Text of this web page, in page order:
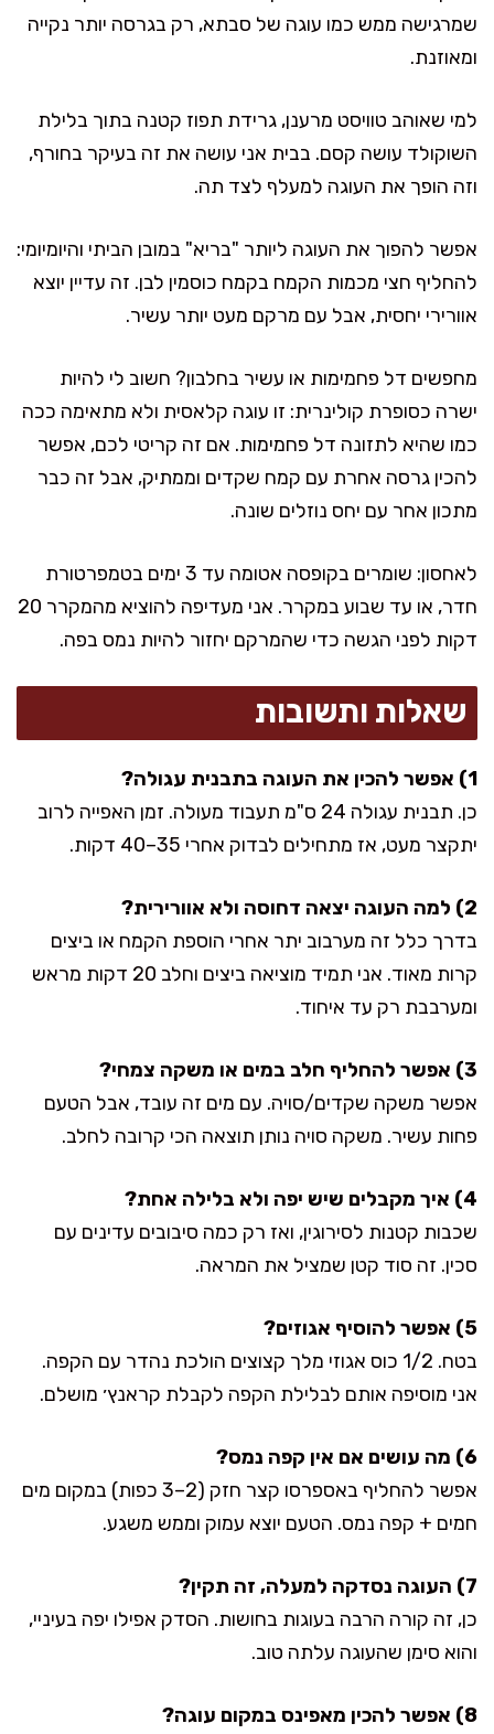
שמרגישה ממש כמו עוגה של סבתא, רק בגרסה יותר נקייה
ומאוזנת.
למי שאוהב טוויסט מרענן, גרידת תפוז קטנה בתוך בלילת
השוקולד עושה קסם. בבית אני עושה את זה בעיקר בחורף,
וזה הופך את העוגה למעלף לצד תה.
אפשר להפוך את העוגה ליותר "בריא" במובן הביתי והיומיומי:
להחליף חצי מכמות הקמח בקמח כוסמין לבן. זה עדיין יוצא
אוורירי יחסית, אבל עם מרקם מעט יותר עשיר.
מחפשים דל פחמימות או עשיר בחלבון? חשוב לי להיות
ישרה כסופרת קולינרית: זו עוגה קלאסית ולא מתאימה ככה
כמו שהיא לתזונה דל פחמימות. אם זה קריטי לכם, אפשר
להכין גרסה אחרת עם קמח שקדים וממתיק, אבל זה כבר
מתכון אחר עם יחס נוזלים שונה.
לאחסון: שומרים בקופסה אטומה עד 3 ימים בטמפרטורת
חדר, או עד שבוע במקרר. אני מעדיפה להוציא מהמקרר 20
דקות לפני הגשה כדי שהמרקם יחזור להיות נמס בפה.
שאלות ותשובות
1) אפשר להכין את העוגה בתבנית עגולה?
כן. תבנית עגולה 24 ס"מ תעבוד מעולה. זמן האפייה לרוב
יתקצר מעט, אז מתחילים לבדוק אחרי 35–40 דקות.
2) למה העוגה יצאה דחוסה ולא אוורירית?
בדרך כלל זה מערבוב יתר אחרי הוספת הקמח או ביצים
קרות מאוד. אני תמיד מוציאה ביצים וחלב 20 דקות מראש
ומערבבת רק עד איחוד.
3) אפשר להחליף חלב במים או משקה צמחי?
אפשר משקה שקדים/סויה. עם מים זה עובד, אבל הטעם
פחות עשיר. משקה סויה נותן תוצאה הכי קרובה לחלב.
4) איך מקבלים שיש יפה ולא בלילה אחת?
שכבות קטנות לסירוגין, ואז רק כמה סיבובים עדינים עם
סכין. זה סוד קטן שמציל את המראה.
5) אפשר להוסיף אגוזים?
בטח. 1/2 כוס אגוזי מלך קצוצים הולכת נהדר עם הקפה.
אני מוסיפה אותם לבלילת הקפה לקבלת קראנץ׳ מושלם.
6) מה עושים אם אין קפה נמס?
אפשר להחליף באספרסו קצר חזק (2–3 כפות) במקום מים
חמים + קפה נמס. הטעם יוצא עמוק וממש משגע.
7) העוגה נסדקה למעלה, זה תקין?
כן, זה קורה הרבה בעוגות בחושות. הסדק אפילו יפה בעיניי,
והוא סימן שהעוגה עלתה טוב.
8) אפשר להכין מאפינס במקום עוגה?